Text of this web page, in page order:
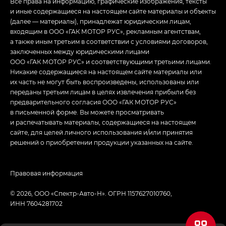
и иные содержащиеся на настоящем сайте материалы и объекты
(далее — материалы), принадлежат юридическим лицам,
входящим в ООО «ГАК МОТОР РУС», рекламным агентствам,
а также иным третьим в соответствии с условиями договоров,
заключенных между юридическими лицами
ООО «ГАК МОТОР РУС» и соответствующими третьими лицами.
Никакие содержащиеся на настоящем сайте материалы или
их часть не могут быть воспроизведены, использованы или
переданы третьим лицам в целях извлечения прибыли без
предварительного согласия ООО «ГАК МОТОР РУС»
в письменной форме. Вы можете просматривать
и распечатывать материалы, содержащиеся на настоящем
сайте, для целей личного использования и/или принятия
решений о приобретении продукции указанных на сайте.
© 2026, ООО «Спектр-Авто-Н». ОГРН 1157627010760,
ИНН 7604281702
Правовая информация